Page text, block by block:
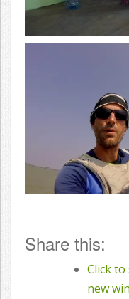
Share this:
Click
new